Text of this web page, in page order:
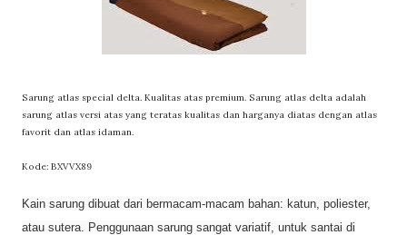
Sarung atlas special delta. Kualitas atas premium. Sarung atlas delta adalah
sarung atlas versi atas yang teratas kualitas dan harganya diatas dengan atlas
favorit dan atlas idaman.
Kode: BXVVX89
Kain sarung dibuat dari bermacam-macam bahan: katun, poliester,
atau sutera. Penggunaan sarung sangat variatif, untuk santai di